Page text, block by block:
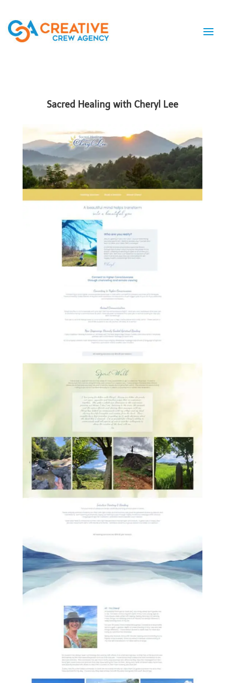
Sacred Healing with Cheryl Lee